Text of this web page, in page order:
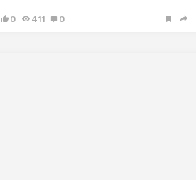
0 411 0